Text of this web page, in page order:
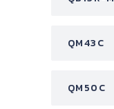
QM43C
QM50C